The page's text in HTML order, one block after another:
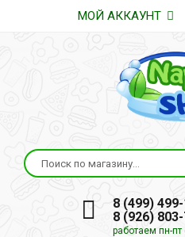
МОЙ АККАУНТ
8 (499)
8 (926)
работаем пн-